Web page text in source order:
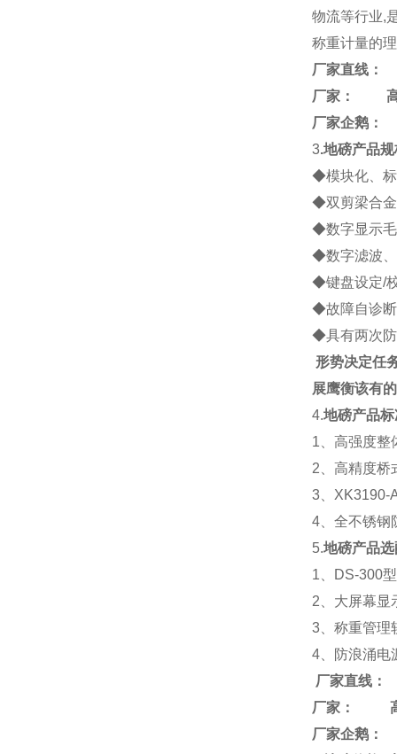
物流等行业,
称重计量的
厂家直线：
厂家：
厂家企鹅
3.地磅产品规
◆模块化、标
◆双剪梁合金
◆数字显示毛
◆数字滤波、
◆键盘设定/
◆故障自诊断
◆具有两次防
形势决定任
展鹰衡该有
4.地磅产品
1、高强度整
2、高精度桥
3、XK3190-
4、全不锈钢
5.地磅产品
1、DS-300
2、大屏幕显
3、称重管理
4、防浪涌电
厂家直线：
厂家：
厂家企鹅